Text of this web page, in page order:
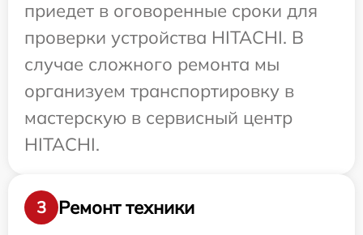
приедет в оговоренные сроки для
проверки устройства HITACHI. В
случае сложного ремонта мы
организуем транспортировку в
мастерскую в сервисный центр
HITACHI.
3
Ремонт техники